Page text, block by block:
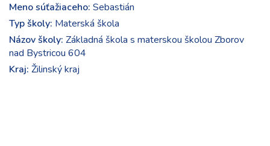
Meno súťažiaceho: Sebastián
Typ školy: Materská škola
Názov školy: Základná škola s materskou školou Zborov
nad Bystricou 604
Kraj: Žilinský kraj